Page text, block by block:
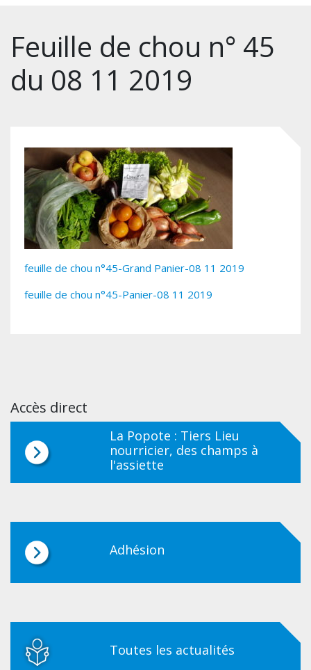
Feuille de chou n° 45
du 08 11 2019
feuille de chou n°45-Grand Panier-08 11 2019
feuille de chou n°45-Panier-08 11 2019
Accès direct
La Popote : Tiers Lieu
nourricier, des champs à
l'assiette
Adhésion
Toutes les actualités